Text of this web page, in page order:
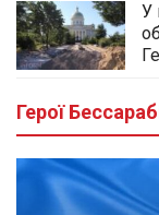
У
Герої